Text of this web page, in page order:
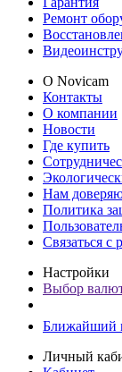
Ремонт
О Novicam
Контакты
О компании
Новости
Где купить
Нам
Политика
Связаться с
Настройки
Выбор
Ближайший
Личный